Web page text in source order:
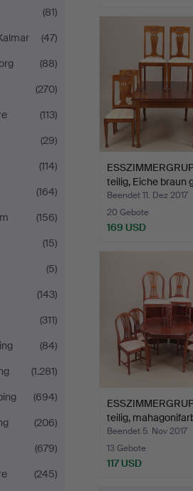
(81)
(47)
(88)
(270)
(113)
(29)
(114)
(164)
(156)
(15)
(5)
(143)
(311)
(84)
(1.281)
(694)
(206)
(679)
(245)
teilig, Eiche braun
Beendet 11. Dez 2017
20 Gebote
169 USD
teilig,
Beendet 5. Nov 2017
13 Gebote
117 USD